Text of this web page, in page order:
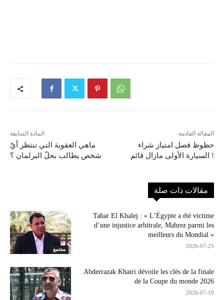
المادة السابقة
ماهي العقوبة التي تنتظر أيّ
شخص يطالب بحلّ البرلمان ؟
المقالة القادمة
حظوظ فصل امتياز شراء
السيارة الأولى مازال قائم !
مقالات ذات صلة
مجتمع
Tahar El Khalej : « L’Égypte a été victime
d’une injustice arbitrale, Mahrez parmi les
meilleurs du Mondial »
2026-07-25
Abderrazak Khairi dévoile les clés de la finale
de la Coupe du monde 2026
2026-07-19